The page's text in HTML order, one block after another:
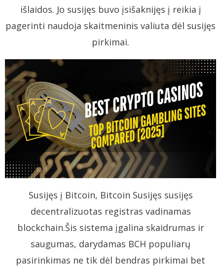
išlaidos. Jo susijęs buvo įsišaknijęs į reikia į
pagerinti naudoja skaitmeninis valiuta dėl susijęs
pirkimai.
Susijęs į Bitcoin, Bitcoin Susijęs susijęs
decentralizuotas registras vadinamas
blockchain.Šis sistema įgalina skaidrumas ir
saugumas, darydamas BCH populiarų
pasirinkimas ne tik dėl bendras pirkimai bet